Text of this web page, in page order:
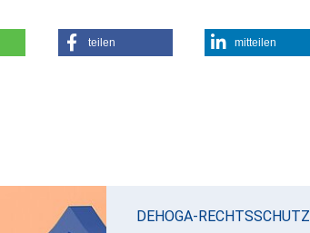
teilen mitteilen
DEHOGA-RECHTSSCHUTZ